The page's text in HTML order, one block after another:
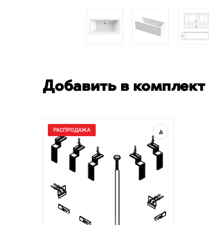
Добавить в комплект
РАСПРОДАЖА